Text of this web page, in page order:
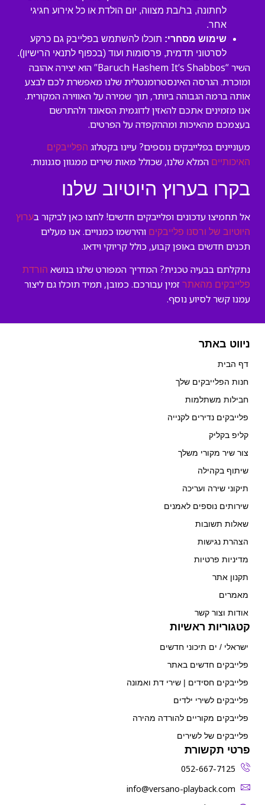
לחתונה, בר/בת מצווה, יום הולדת או כל אירוע חגיגי
אחר.
שימוש מסחרי: תוכלו להשתמש בפלייבק גם כרקע
לסרטוני תדמית, פרסומות ועוד (בכפוף לתנאי הרישיון).
השיר “Baruch Hashem It’s Shabbos” הוא יצירה אהובה
ומוכרת. הגרסה האינסטרומנטלית שלנו מאפשרת לכם לבצע
אותה ברמה הגבוהה ביותר, תוך שמירה על האווירה המקורית.
אנו מזמינים אתכם להאזין לדוגמית הסאונד ולהתרשם
בעצמכם מהאיכות ומההקפדה על הפרטים.
מעוניינים בפלייבקים נוספים? עיינו בקטלוג הפלייבקים
האיכותיים המלא שלנו, שכולל מאות שירים ממגוון סגנונות.
בקרו בערוץ היוטיוב שלנו
אל תחמיצו עדכונים ופלייבקים חדשים! לחצו כאן לביקור בערוץ
היוטיוב של ורסנו פלייבקים והירשמו כמנויים. אנו מעלים
תכנים חדשים באופן קבוע, כולל קריוקי וידאו.
נתקלתם בבעיה טכנית? המדריך המפורט שלנו בנושא הורדת
פלייבקים מהאתר זמין עבורכם. כמובן, תמיד תוכלו גם ליצור
עמנו קשר לסיוע נוסף.
ניווט באתר
דף הבית
חנות הפלייבקים שלך
חבילות משתלמות
פלייבקים נדירים לקנייה
קליפ בקליק
צור שיר מקורי משלך
שיתוף בקהילה
תיקוני שירה ועריכה
שירותים נוספים לאמנים
שאלות תשובות
הצהרת נגישות
מדיניות פרטיות
תקנון אתר
מאמרים
אודות וצור קשר
קטגוריות ראשיות
ישראלי / ים תיכוני חדשים
פלייבקים חדשים באתר
פלייבקים חסידים | שירי דת ואמונה
פלייבקים לשירי ילדים
פלייבקים מקוריים להורדה מהירה
פלייבקים של לשירים
פרטי תקשורת
052-667-7125
‫info@versano-playback.com‬